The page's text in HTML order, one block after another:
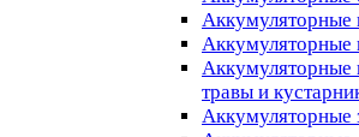
Аккумуляторные
Аккумуляторные
травы и
Аккумуляторные